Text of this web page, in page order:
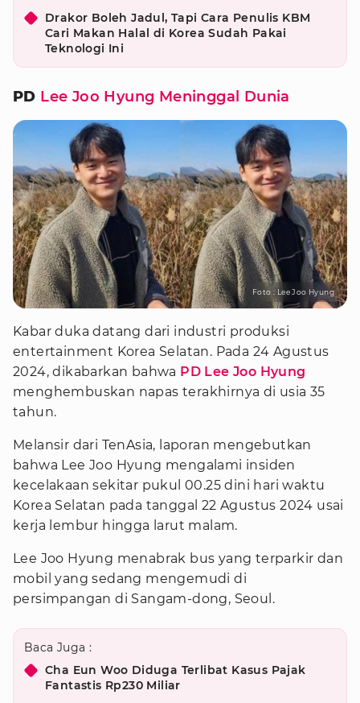
Drakor Boleh Jadul, Tapi Cara Penulis KBM
Cari Makan Halal di Korea Sudah Pakai
Teknologi Ini
PD Lee Joo Hyung Meninggal Dunia
Foto : Lee Joo Hyung
Kabar duka datang dari industri produksi
entertainment Korea Selatan. Pada 24 Agustus
2024, dikabarkan bahwa PD Lee Joo Hyung
menghembuskan napas terakhirnya di usia 35
tahun.
Melansir dari TenAsia, laporan mengebutkan
bahwa Lee Joo Hyung mengalami insiden
kecelakaan sekitar pukul 00.25 dini hari waktu
Korea Selatan pada tanggal 22 Agustus 2024 usai
kerja lembur hingga larut malam.
Lee Joo Hyung menabrak bus yang terparkir dan
mobil yang sedang mengemudi di
persimpangan di Sangam-dong, Seoul.
Baca Juga :
Cha Eun Woo Diduga Terlibat Kasus Pajak
Fantastis Rp230 Miliar